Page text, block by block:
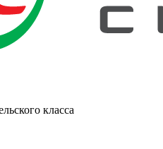
класса